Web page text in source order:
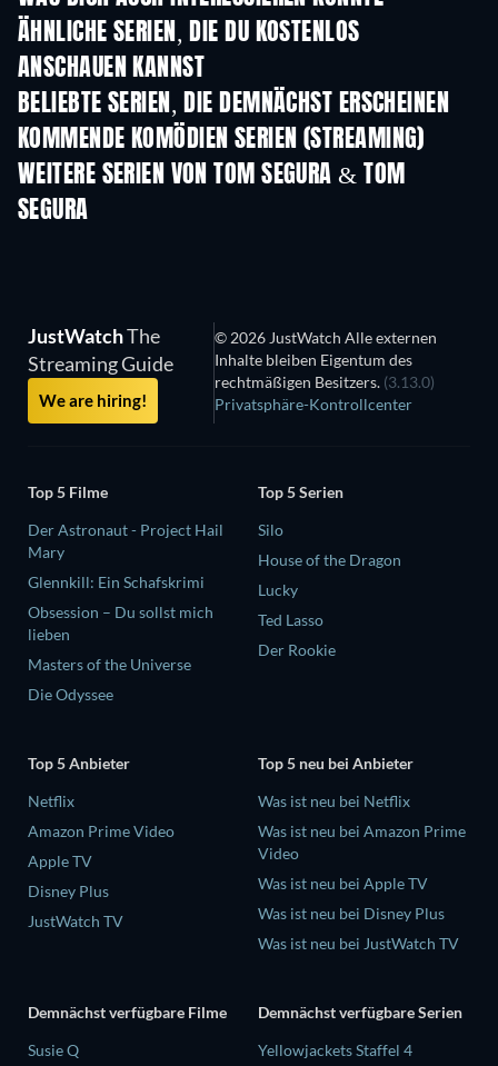
ÄHNLICHE SERIEN, DIE DU KOSTENLOS
ANSCHAUEN KANNST
Serie
BELIEBTE SERIEN, DIE DEMNÄCHST ERSCHEINEN
Serie Serie
KOMMENDE KOMÖDIEN SERIEN (STREAMING)
Staffel 6 Staffel 2
WEITERE SERIEN VON TOM SEGURA & TOM
SEGURA
JustWatchThe
Streaming Guide
We are hiring!
© 2026 JustWatch Alle externen
Inhalte bleiben Eigentum des
rechtmäßigen Besitzers. (3.13.0)
Privatsphäre-Kontrollcenter
Top 5 Filme
Der Astronaut - Project Hail
Mary
Glennkill: Ein Schafskrimi
Obsession – Du sollst mich
lieben
Masters of the Universe
Die Odyssee
Top 5 Serien
Silo
House of the Dragon
Lucky
Ted Lasso
Der Rookie
Top 5 Anbieter
Netflix
Amazon Prime Video
Apple TV
Disney Plus
JustWatch TV
Top 5 neu bei Anbieter
Was ist neu bei Netflix
Was ist neu bei Amazon Prime
Video
Was ist neu bei Apple TV
Was ist neu bei Disney Plus
Was ist neu bei JustWatch TV
Demnächst verfügbare Filme
Susie Q
Demnächst verfügbare Serien
Yellowjackets Staffel 4